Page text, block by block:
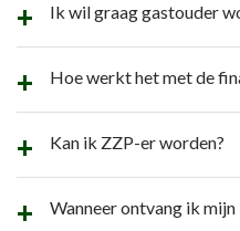
Ik wil graag gastouder
Hoe werkt het met de
Kan ik ZZP-er worden?
Wanneer ontvang ik